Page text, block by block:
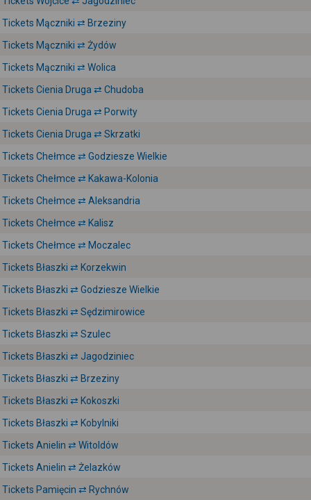
Tickets Mączniki ⇄ Brzeziny
Tickets Mączniki ⇄ Żydów
Tickets Mączniki ⇄ Wolica
Tickets Cienia Druga ⇄ Chudoba
Tickets Cienia Druga ⇄ Porwity
Tickets Cienia Druga ⇄ Skrzatki
Tickets Chełmce ⇄ Godziesze Wielkie
Tickets Chełmce ⇄ Kakawa-Kolonia
Tickets Chełmce ⇄ Aleksandria
Tickets Chełmce ⇄ Kalisz
Tickets Chełmce ⇄ Moczalec
Tickets Błaszki ⇄ Korzekwin
Tickets Błaszki ⇄ Godziesze Wielkie
Tickets Błaszki ⇄ Sędzimirowice
Tickets Błaszki ⇄ Szulec
Tickets Błaszki ⇄ Jagodziniec
Tickets Błaszki ⇄ Brzeziny
Tickets Błaszki ⇄ Kokoszki
Tickets Błaszki ⇄ Kobylniki
Tickets Anielin ⇄ Witoldów
Tickets Anielin ⇄ Żelazków
Tickets Pamięcin ⇄ Rychnów